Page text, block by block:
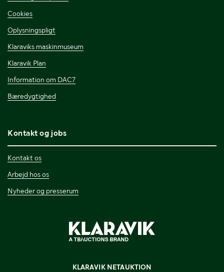
Cookies
Oplysningspligt
Klaraviks maskinmuseum
Klaravik Plan
Information om DAC7
Bæredygtighed
Kontakt og jobs
Kontakt os
Arbejd hos os
Nyheder og presserum
KLARAVIK NETAUKTION